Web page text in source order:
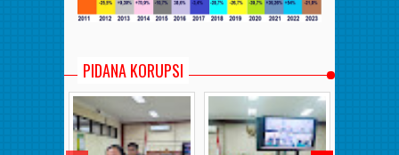
PIDANA KORUPSI